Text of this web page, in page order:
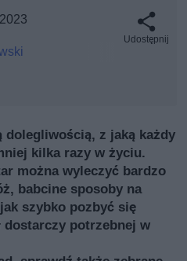
Udostępnij
z jaką każdy
kilka razy w życiu.
można wyleczyć bardzo
babcine sposoby na
szybko pozbyć się
dostarczy potrzebnej w